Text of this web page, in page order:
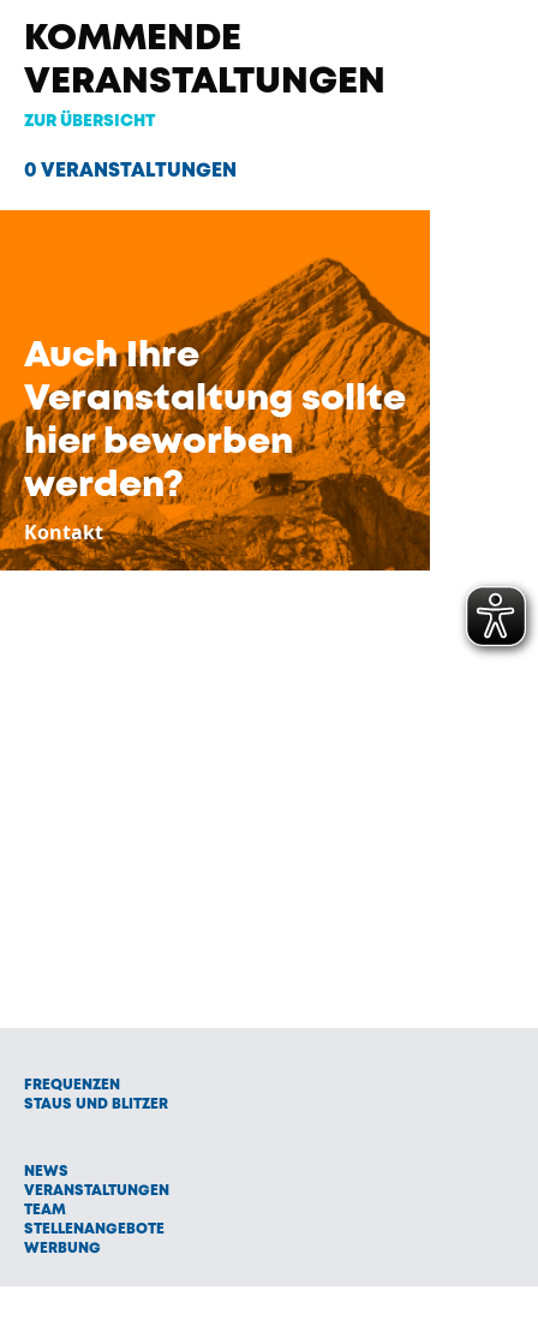
KOMMENDE
VERANSTALTUNGEN
ZUR ÜBERSICHT
0 VERANSTALTUNGEN
Auch Ihre
Veranstaltung sollte
hier beworben
werden?
Kontakt
FREQUENZEN
STAUS UND BLITZER
NEWS
VERANSTALTUNGEN
TEAM
STELLENANGEBOTE
WERBUNG